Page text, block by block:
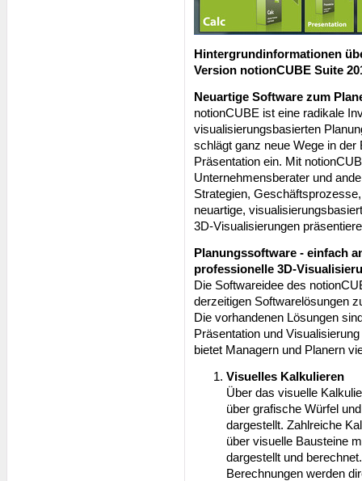
Hintergrundinformationen
Version notionCUBE Suite
Neuartige Software zum
notionCUBE ist eine radikale
visualisierungsbasierten
schlägt ganz neue Wege in
Präsentation ein. Mit
Unternehmensberater und
Strategien,
neuartige,
3D-Visualisierungen
Planungssoftware - einfach
professionelle 3D-
Die Softwareidee des
derzeitigen Softwarelösungen
Die vorhandenen Lösungen
Präsentation und
bietet Managern und Planern
Visuelles Kalkulieren
Über das visuelle
über grafische Würfel
dargestellt. Zahlreiche
über visuelle Bausteine
dargestellt und
Berechnungen werden